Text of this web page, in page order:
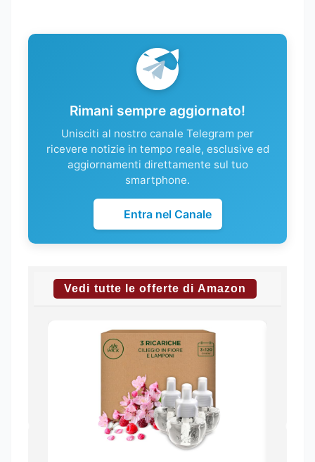
Rimani sempre aggiornato!
Unisciti al nostro canale Telegram per
ricevere notizie in tempo reale, esclusive ed
aggiornamenti direttamente sul tuo
smartphone.
Entra nel Canale